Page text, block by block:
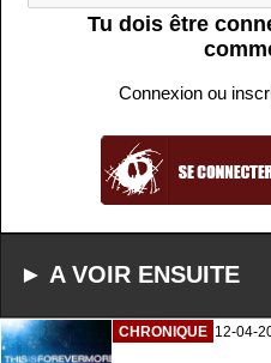
Tu dois être
Connexion ou
► A VOIR ENSUITE
CHRONIQUE 12-04-